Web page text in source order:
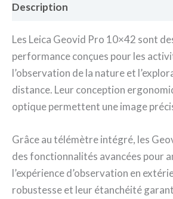
Description
Les Leica Geovid Pro 10×42 sont
performance conçues pour les
l’observation de la nature et
distance. Leur conception
optique permettent une image
Grâce au télémètre intégré, les
des fonctionnalités avancées pour
l’expérience d’observation en
robustesse et leur étanchéité